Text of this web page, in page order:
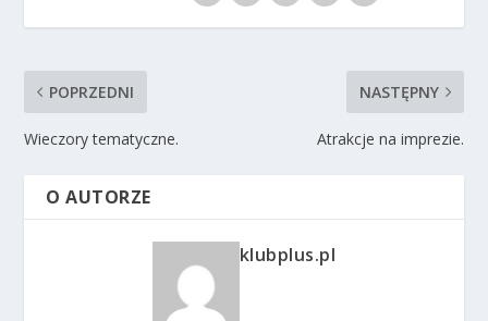
POPRZEDNI
Wieczory tematyczne.
NASTĘPNY
Atrakcje na imprezie.
O AUTORZE
klubplus.pl